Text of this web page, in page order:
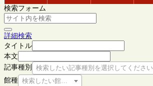
検索フォーム
詳細検索
タイトル
本文
記事種別
検索したい記事種別を選択してください
館種 検索したい館種を選択してください